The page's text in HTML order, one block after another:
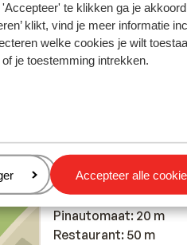
'Accepteer' te klikken ga je
klikt, vind je meer informatie
welke cookies je wilt
je toestemming intrekken.
Accepteer alle
vriendelijk. Er is geen
een pluspunt.
vriendelijk. Er is geen
M.V.Met partner
In de buurt
Luchthaven: 8 km
Bushalte: 20 m
Pinautomaat: 20 m
Restaurant: 50 m